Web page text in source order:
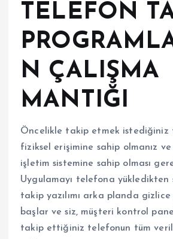
TELEFON
N ÇALIŞMA
MANTIĞI
Öncelikle takip etmek istediğiniz
fiziksel erişimine sahip olmanız
işletim sistemine sahip olması
Uygulamayı telefona yükledikten
takip yazılımı arka planda gizlice
başlar ve siz, müşteri kontrol
takip ettiğiniz telefonun tüm